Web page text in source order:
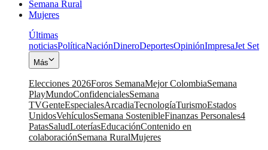
Semana Rural
Mujeres
Últimas
noticiasPolíticaNaciónDineroDeportesOpiniónImpresaJet Set
Más
Elecciones 2026Foros SemanaMejor ColombiaSemana
PlayMundoConfidencialesSemana
TVGenteEspecialesArcadiaTecnologíaTurismoEstados
UnidosVehículosSemana SostenibleFinanzas Personales4
PatasSaludLoteríasEducaciónContenido en
colaboraciónSemana RuralMujeres